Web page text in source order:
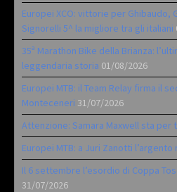
Europei XCO: vittorie per Ghibaudo,
Signorelli 5^ la migliore tra gli italiani
35ª Marathon Bike della Brianza:
leggendaria storia 01/08/2026
Europei MTB: il Team Relay firma il
Monteceneri 31/07/2026
Attenzione: Samara Maxwell sta per
Europei MTB: a Juri Zanotti l’argento
Il 6 settembre l’esordio di Coppa
31/07/2026